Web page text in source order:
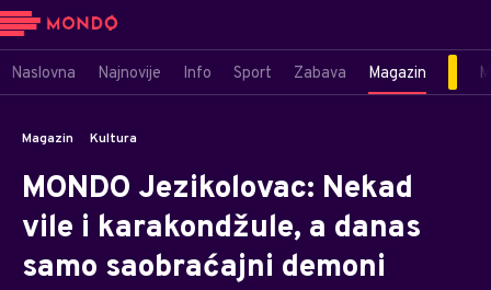
Naslovna Najnovije Info Sport Zabava Magazin
Magazin Kultura
MONDO Jezikolovac: Nekad
vile i karakondžule, a danas
samo saobraćajni demoni